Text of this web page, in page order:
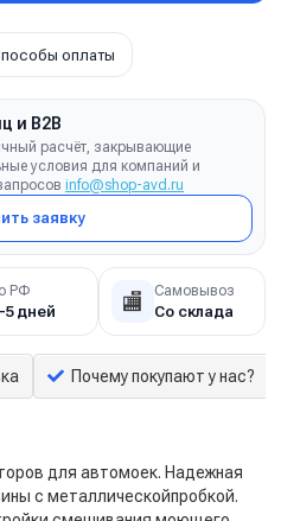
оплаты
и B2B
расчёт, закрывающие
условия для компаний и
info@shop-avd.ru
заявку
РФ
дней 🏬 Самовывоз
Со склада
Почему покупают у нас?
для автомоек. Надежная
с металлическойпробкой.